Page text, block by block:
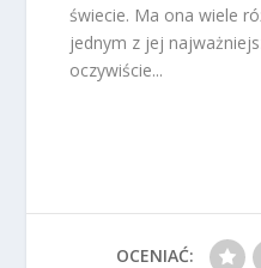
świecie. Ma ona wiele
jednym z jej
oczywiście...
OCENIAĆ: